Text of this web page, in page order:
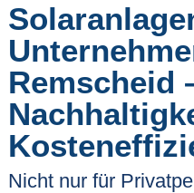
Remscheid
Nicht nur für